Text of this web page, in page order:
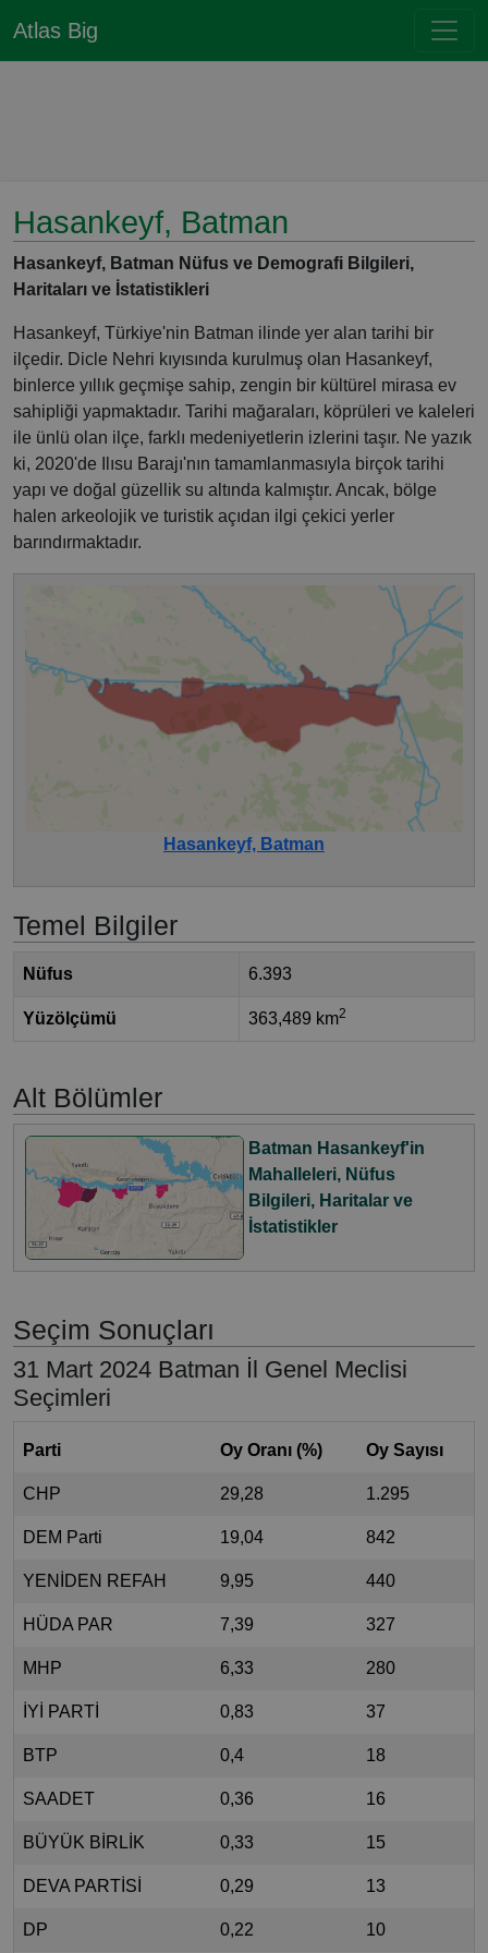
Atlas Big
Hasankeyf, Batman
Hasankeyf, Batman Nüfus ve Demografi Bilgileri,
Haritaları ve İstatistikleri
Hasankeyf, Türkiye'nin Batman ilinde yer alan tarihi bir
ilçedir. Dicle Nehri kıyısında kurulmuş olan Hasankeyf,
binlerce yıllık geçmişe sahip, zengin bir kültürel mirasa ev
sahipliği yapmaktadır. Tarihi mağaraları, köprüleri ve kaleleri
ile ünlü olan ilçe, farklı medeniyetlerin izlerini taşır. Ne yazık
ki, 2020'de Ilısu Barajı'nın tamamlanmasıyla birçok tarihi
yapı ve doğal güzellik su altında kalmıştır. Ancak, bölge
halen arkeolojik ve turistik açıdan ilgi çekici yerler
barındırmaktadır.
Hasankeyf, Batman
Temel Bilgiler
Nüfus 6.393
Yüzölçümü 363,489 km2
Alt Bölümler
Batman Hasankeyf'in
Mahalleleri, Nüfus
Bilgileri, Haritalar ve
İstatistikler
Seçim Sonuçları
31 Mart 2024 Batman İl Genel Meclisi
Seçimleri
Parti Oy Oranı (%) Oy Sayısı
CHP 29,28 1.295
DEM Parti 19,04 842
YENİDEN REFAH 9,95 440
HÜDA PAR 7,39 327
MHP 6,33 280
İYİ PARTİ 0,83 37
BTP 0,4 18
SAADET 0,36 16
BÜYÜK BİRLİK 0,33 15
DEVA PARTİSİ 0,29 13
DP 0,22 10